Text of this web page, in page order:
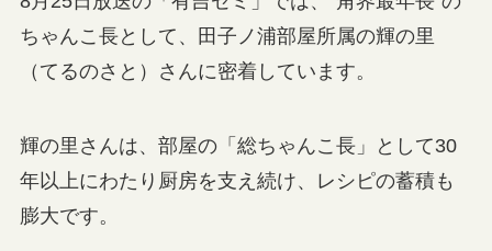
ちゃんこ長として、田子ノ浦部屋所属の輝の里
（てるのさと）さんに密着しています。
輝の里さんは、部屋の「総ちゃんこ長」として30
年以上にわたり厨房を支え続け、レシピの蓄積も
膨大です。